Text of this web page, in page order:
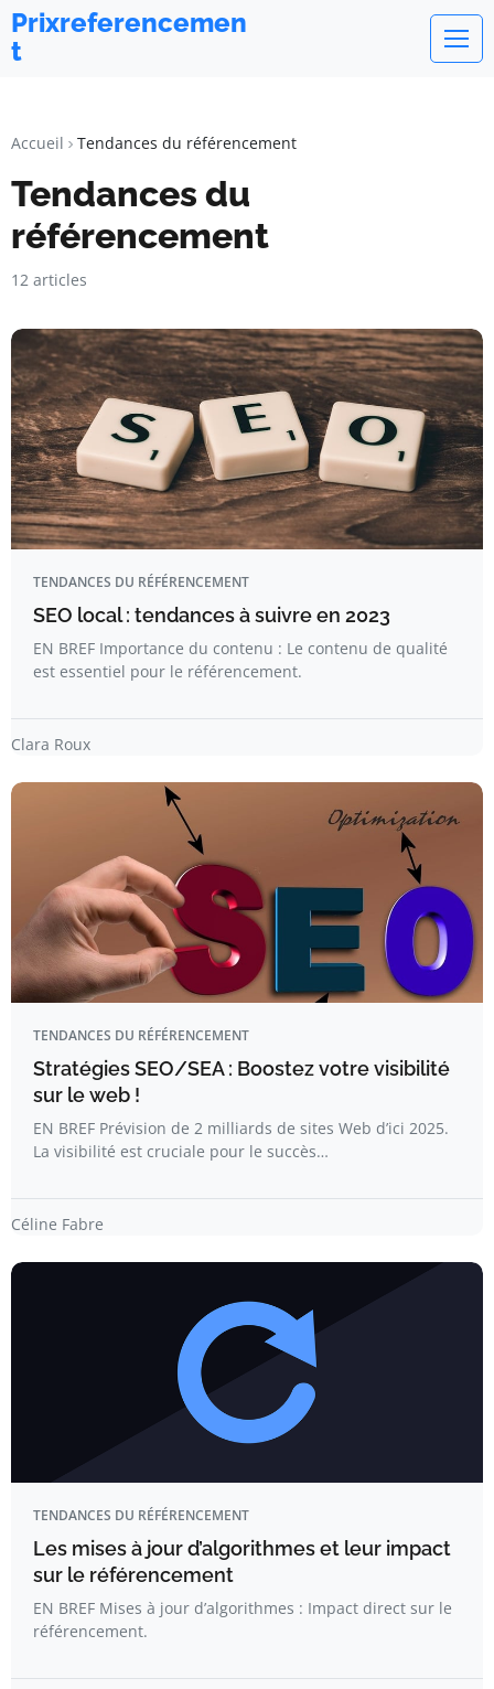
Prixreferencemen
t
Accueil Tendances du référencement
Tendances du
référencement
12 articles
TENDANCES DU RÉFÉRENCEMENT
SEO local : tendances à suivre en 2023
EN BREF Importance du contenu : Le contenu de qualité
est essentiel pour le référencement.
Clara Roux
TENDANCES DU RÉFÉRENCEMENT
Stratégies SEO/SEA : Boostez votre visibilité
sur le web !
EN BREF Prévision de 2 milliards de sites Web d’ici 2025.
La visibilité est cruciale pour le succès…
Céline Fabre
TENDANCES DU RÉFÉRENCEMENT
Les mises à jour d’algorithmes et leur impact
sur le référencement
EN BREF Mises à jour d’algorithmes : Impact direct sur le
référencement.